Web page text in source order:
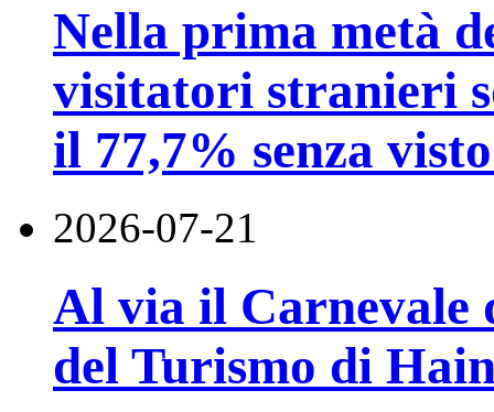
Nella prima metà
visitatori stranieri
il 77,7% senza
2026-07-21
Al via il Carnevale
del Turismo di